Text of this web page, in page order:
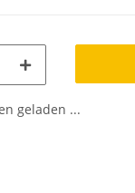
geladen ...